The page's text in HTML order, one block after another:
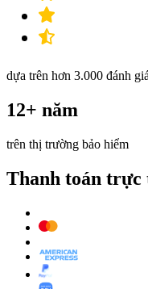
dựa trên hơn 3.000 đánh giá
12+ năm
trên thị trường bảo hiểm
Thanh toán trực